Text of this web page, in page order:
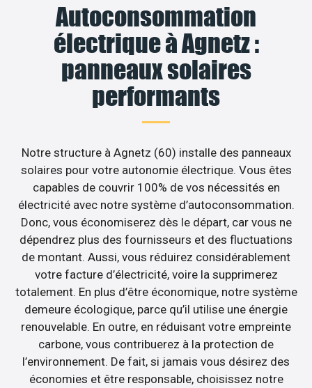
Autoconsommation
électrique à Agnetz :
panneaux solaires
performants
Notre structure à Agnetz (60) installe des panneaux
solaires pour votre autonomie électrique. Vous êtes
capables de couvrir 100% de vos nécessités en
électricité avec notre système d’autoconsommation.
Donc, vous économiserez dès le départ, car vous ne
dépendrez plus des fournisseurs et des fluctuations
de montant. Aussi, vous réduirez considérablement
votre facture d’électricité, voire la supprimerez
totalement. En plus d’être économique, notre système
demeure écologique, parce qu’il utilise une énergie
renouvelable. En outre, en réduisant votre empreinte
carbone, vous contribuerez à la protection de
l’environnement. De fait, si jamais vous désirez des
économies et être responsable, choisissez notre